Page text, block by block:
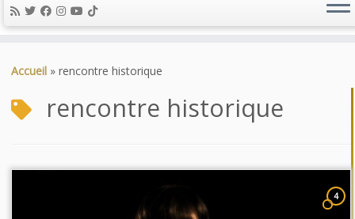
auAccueil » rencontre historique
rencontre historique
4